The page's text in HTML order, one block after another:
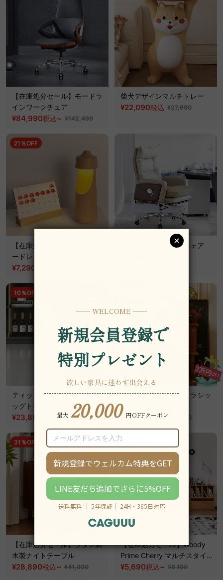
【在庫処分セール】モードラ
インワークチェア
¥84,990税込~ ¥142,490
柴犬デザインマルチトレー
¥22,090税込 ¥27,690
21％OFF
【在庫処分セール】ブナ材コ
ードレスLEDライト
¥7,290
クッションオフィスチェア
10％OFF
ティッシュボックス一体型ド
ッグトレー
¥23,890 ¥26,590
【在庫処分セール】クラシッ
ク木製ナイトテーブル
¥41,890税込 ¥55,890
31％OFF
【在庫処分セール】ラタン調
木製ナイトテーブル
¥28,890税込~ ¥41,990
【在庫処分セール】Woody
Prime Cherry マルチスタイ
ルリビングボード【高級天然
¥5,690税込~ ¥8,190